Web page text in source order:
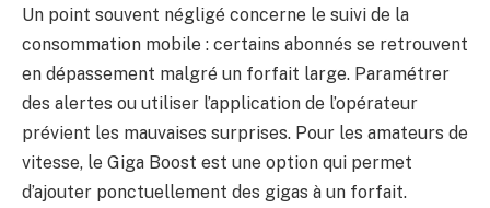
Un point souvent négligé concerne le suivi de la
consommation mobile : certains abonnés se retrouvent
en dépassement malgré un forfait large. Paramétrer
des alertes ou utiliser l’application de l’opérateur
prévient les mauvaises surprises. Pour les amateurs de
vitesse, le Giga Boost est une option qui permet
d’ajouter ponctuellement des gigas à un forfait.